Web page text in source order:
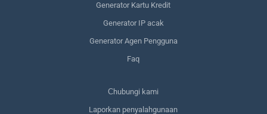
Generator Kartu Kredit
Generator IP acak
Generator Agen Pengguna
Faq
Сhubungi kami
Laporkan penyalahgunaan